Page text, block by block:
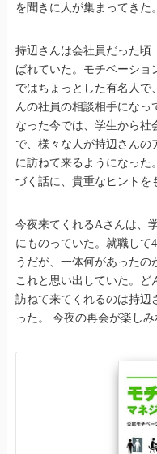
を聞きに人が集まってきた。
持辺さんは会社員だった頃
ばれていた。モチベーショ
ではちょっとした有名人で
んの社員の相談相手になっ
なった今では、学生から社
で、様々な人が持辺さんの
に訪ねて来るようになった
づく話に、貴重なヒントを
今夜来てくれるAさんは、
にものっていた。就職して
うだが、一体何があった
これと思い出していた。ど
訪ねて来てくれるのは持辺
った。 今夜の再会が楽しみ